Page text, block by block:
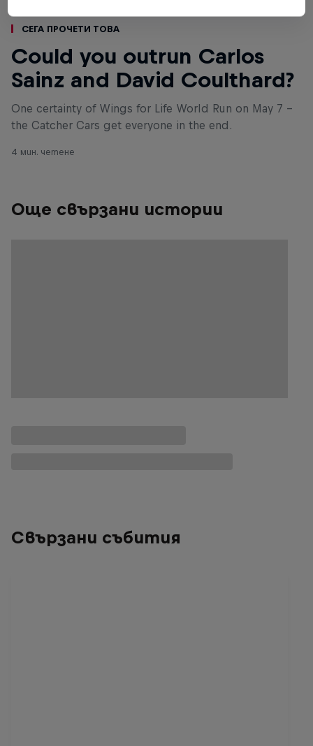
Сега прочети това
Could you outrun Carlos
Sainz and David Coulthard?
One certainty of Wings for Life World Run on May 7 –
the Catcher Cars get everyone in the end.
4 мин. четене
Още свързани истории
Свързани събития